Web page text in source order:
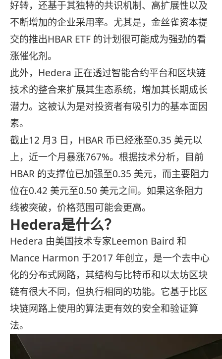
好转，还基于其独特的共识机制、高扩展性以及
不断增加的企业采用率。尤其是，金丝雀资本提
交的推出HBAR ETF 的计划很可能成为强劲的看
涨催化剂。
此外，Hedera 正在透过智能合约平台和区块链
技术的整合来扩展其生态系统，增加其长期成长
潜力。这被认为是对投资者有吸引力的基本面因
素。
截止12 月3 日，HBAR 币已经涨至0.35 美元以
上，近一个月暴涨767%。根据技术分析，目前
HBAR 的支撑位已加强至0.35 美元，而主要阻力
位在0.42 美元至0.50 美元之间。如果这条阻力
线被突破，价格范围可能会更高。
Hedera是什么？
Hedera 由美国技术专家Leemon Baird 和
Mance Harmon 于2017 年创立，是一个去中心
化的分布式网路，其结构与比特币和以太坊区块
链有很大不同，但执行相同的功能。它基于比区
块链网路上使用的算法更有效的安全和验证算
法。